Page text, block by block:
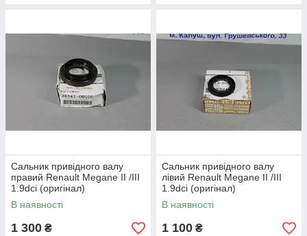
Сальник привідного валу
правий Renault Megane II /III
1.9dci (оригінал)
В наявності
1 300 ₴
Сальник привідного валу
лівий Renault Megane II /III
1.9dci (оригінал)
В наявності
1 100 ₴